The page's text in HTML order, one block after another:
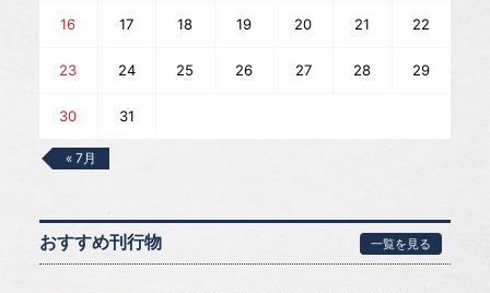
16 17 18 19 20 21 22
23 24 25 26 27 28 29
30 31
« 7月
おすすめ刊行物 一覧を見る